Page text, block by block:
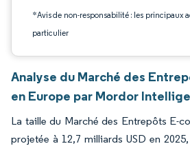
*Avis de non-responsabilité : les principaux
particulier
Analyse du Marché des
en Europe par Mordor
La taille du Marché des Entrepôts E-
projetée à 12,7 milliards USD en